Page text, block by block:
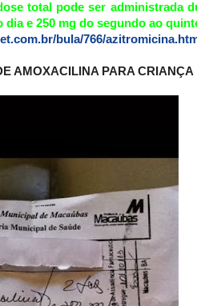
total pode ser administrada
dia e 250 mg do segundo ao
bula/766/
AMOXACILINA PARA CRIANÇA